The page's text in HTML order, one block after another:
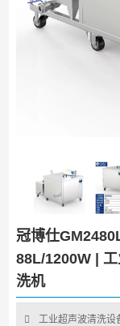
冠博仕
88L/1200W |
洗机
工业超声波清洗设